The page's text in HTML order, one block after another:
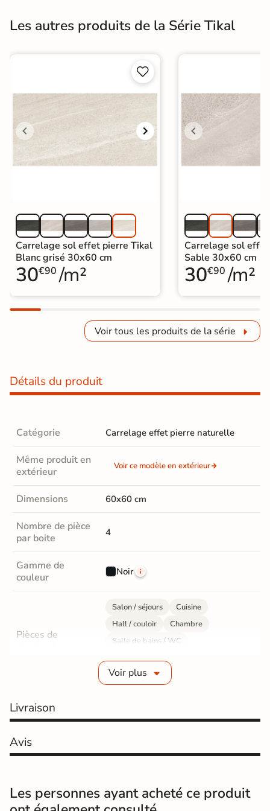
Les autres produits de la Série Tikal


Carrelage sol effet pierre Tikal
Blanc grisé 30x60 cm
30€90 /m²
Carrelage sol
Sable 30x60 cm
30€90 /m²
Voir tous les produits de la série
Détails du produit
Catégorie Carrelage effet pierre naturelle
Même produit en
extérieur
Voir ce modèle en extérieur
Dimensions 60x60 cm
Nombre de pièce
par boite
4
Gamme de
couleur
Noir
Pièces de
Salon / séjours
Cuisine
Hall / couloir
Chambre
Salle de bains / WC
Sol intérieur
Fabrication
Résistance à
Masse colorée Non
Voir plus
Livraison
Avis
Les personnes ayant acheté ce produit